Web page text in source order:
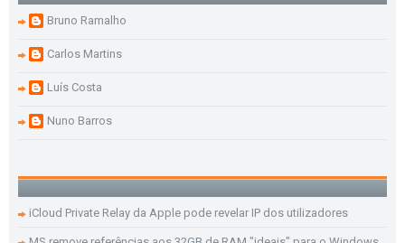
Bruno Ramalho
Carlos Martins
Luís Costa
Nuno Barros
iCloud Private Relay da Apple pode revelar IP dos utilizadores